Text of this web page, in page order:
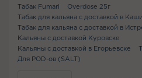
Табак Fumari
Overdose 25г
Табак для кальяна с доставкой в
Табак для кальяна с доставкой в
Кальяны с доставкой Куровске
Кальяны с доставкой в Егорьевске
Для POD-ов (SALT)